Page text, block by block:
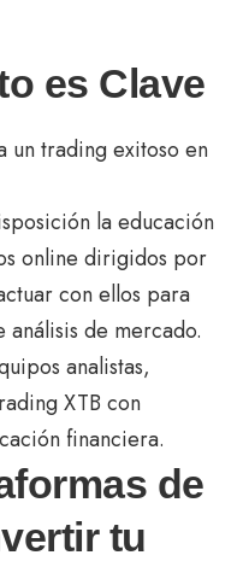
es Clave
un trading exitoso en
la educación
online dirigidos por
con ellos para
de mercado.
analistas,
XTB con
financiera.
de
tu